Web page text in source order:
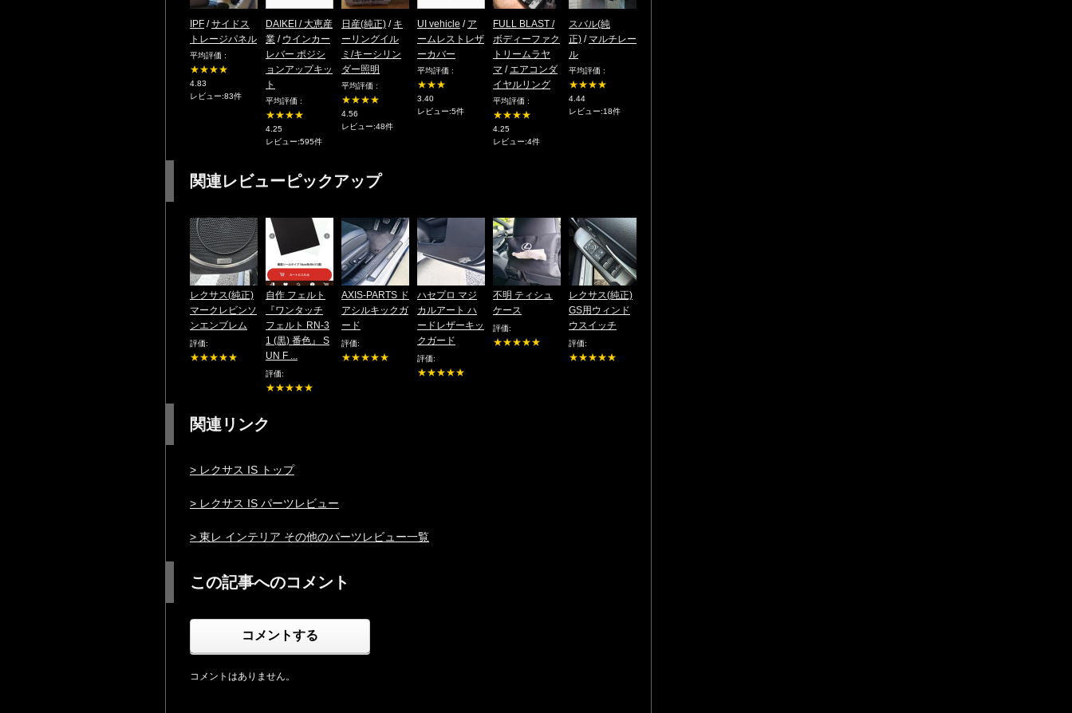
IPF /サイドス
トレージパネル
平均評価 :
★★★★
4.83
レビュー:83件
DAIKEI / 大恵産
業 / ウインカー
レバー ポジシ
ョンアップキッ
ト
平均評価 :
★★★★
4.25
レビュー:595件
日産(純正) / キ
ーリングイル
ミ/キーシリン
ダー照明
平均評価 :
★★★★
4.56
レビュー:48件
UI vehicle / ア
ームレストレザ
ーカバー
平均評価 :
★★★
3.40
レビュー:5件
FULL BLAST /
ボディーファク
トリームラヤ
マ / エアコンダ
イヤルリング
平均評価 :
★★★★
4.25
レビュー:4件
スバル(純
正) / マルチレー
ル
平均評価 :
★★★★
4.44
レビュー:18件
関連レビューピックアップ
レクサス(純正)
マークレビンソ
ンエンブレム
評価:
★★★★★
自作 フェルト
『ワンタッチ
フェルト RN-3
1 (黒) 番色』 S
UN F ...
評価:
★★★★★
AXIS-PARTS ド
アシルキックガ
ード
評価:
★★★★★
ハセプロ マジ
カルアート ハ
ードレザーキッ
クガード
評価:
★★★★★
不明 ティシュ
ケース
評価:
★★★★★
レクサス(純正)
GS用ウィンド
ウスイッチ
評価:
★★★★★
関連リンク
> レクサス IS トップ
> レクサス IS パーツレビュー
> 東レ インテリア その他のパーツレビュー一覧
この記事へのコメント
コメントする
コメントはありません。